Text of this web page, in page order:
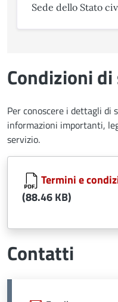
Sede dello Stato
Condizioni
Per conoscere i dettagli di
informazioni importanti,
servizio.
Document
Termini e
(88.46 KB)
Contatti